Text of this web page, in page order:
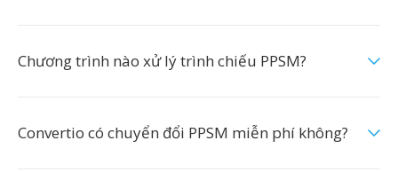
Chương trình nào xử lý trình chiếu PPSM?
Convertio có chuyển đổi PPSM miễn phí không?